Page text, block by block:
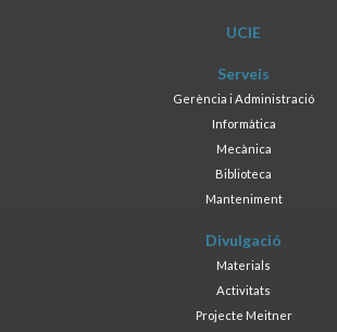
UCIE
Serveis
Gerència i Administració
Informàtica
Mecànica
Biblioteca
Manteniment
Divulgació
Materials
Activitats
Projecte Meitner